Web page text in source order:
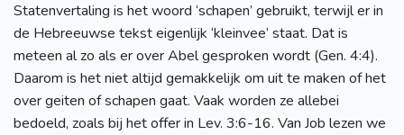
Statenvertaling is het woord ‘schapen’ gebruikt, terwijl er in
de Hebreeuwse tekst eigenlijk ‘kleinvee’ staat. Dat is
meteen al zo als er over Abel gesproken wordt (Gen. 4:4).
Daarom is het niet altijd gemakkelijk om uit te maken of het
over geiten of schapen gaat. Vaak worden ze allebei
bedoeld, zoals bij het offer in Lev. 3:6-16. Van Job lezen we